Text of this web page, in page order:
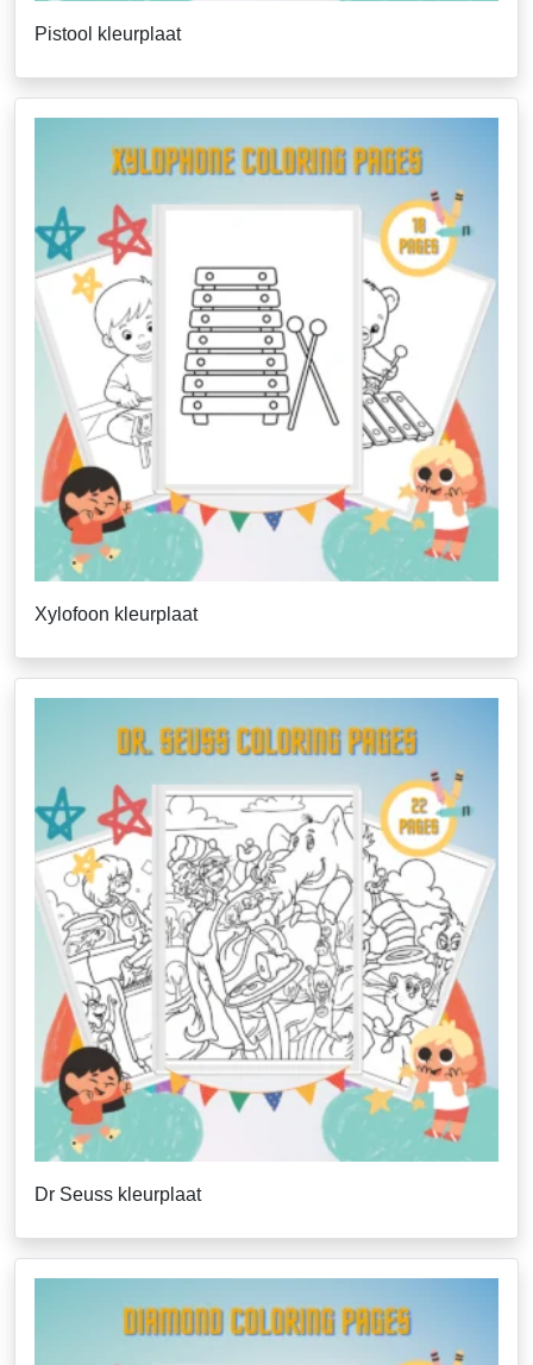
Pistool kleurplaat
Xylofoon kleurplaat
Dr Seuss kleurplaat